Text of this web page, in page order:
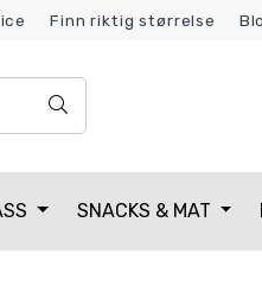
Finn riktig størrelse
SNACKS & MAT